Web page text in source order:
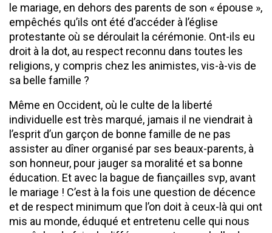
le mariage, en dehors des parents de son « épouse »,
empêchés qu’ils ont été d’accéder à l’église
protestante où se déroulait la cérémonie. Ont-ils eu
droit à la dot, au respect reconnu dans toutes les
religions, y compris chez les animistes, vis-à-vis de
sa belle famille ?
Même en Occident, où le culte de la liberté
individuelle est très marqué, jamais il ne viendrait à
l’esprit d’un garçon de bonne famille de ne pas
assister au dîner organisé par ses beaux-parents, à
son honneur, pour jauger sa moralité et sa bonne
éducation. Et avec la bague de fiançailles svp, avant
le mariage ! C’est à la fois une question de décence
et de respect minimum que l’on doit à ceux-là qui ont
mis au monde, éduqué et entretenu celle qui nous